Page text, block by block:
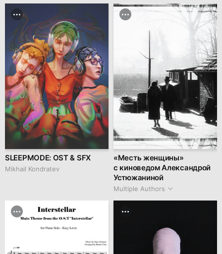
SLEEPMODE: OST & SFX
Mikhail Kondratev
«Месть женщины»
с киноведом Александрой
Устюжаниной
Multiple Authors